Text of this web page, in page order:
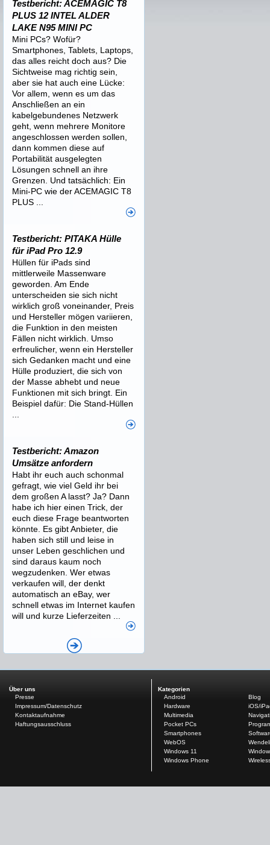
Testbericht: ACEMAGIC T8
PLUS 12 INTEL ALDER
LAKE N95 MINI PC
Mini PCs? Wofür?
Smartphones, Tablets, Laptops,
das alles reicht doch aus? Die
Sichtweise mag richtig sein,
aber sie hat auch eine Lücke:
Vor allem, wenn es um das
Anschließen an ein
kabelgebundenes Netzwerk
geht, wenn mehrere Monitore
angeschlossen werden sollen,
dann kommen diese auf
Portabilität ausgelegten
Lösungen schnell an ihre
Grenzen. Und tatsächlich: Ein
Mini-PC wie der ACEMAGIC T8
PLUS ...
Testbericht: PITAKA Hülle
für iPad Pro 12.9
Hüllen für iPads sind
mittlerweile Massenware
geworden. Am Ende
unterscheiden sie sich nicht
wirklich groß voneinander, Preis
und Hersteller mögen variieren,
die Funktion in den meisten
Fällen nicht wirklich. Umso
erfreulicher, wenn ein Hersteller
sich Gedanken macht und eine
Hülle produziert, die sich von
der Masse abhebt und neue
Funktionen mit sich bringt. Ein
Beispiel dafür: Die Stand-Hüllen
Testbericht: Amazon
Umsätze anfordern
Habt ihr euch auch schonmal
gefragt, wie viel Geld ihr bei
dem großen A lasst? Ja? Dann
habe ich hier einen Trick, der
euch diese Frage beantworten
könnte. Es gibt Anbieter, die
haben sich still und leise in
unser Leben geschlichen und
sind daraus kaum noch
wegzudenken. Wer etwas
verkaufen will, der denkt
automatisch an eBay, wer
schnell etwas im Internet kaufen
will und kurze Lieferzeiten ...
Über uns
Presse
Impressum/Datenschutz
Kontaktaufnahme
Haftungsausschluss
Kategorien
Android
Blog
Hardware
iOS/
Multimedia
Pocket PCs
Smartphones
WebOS
Windows 11
Windows Phone